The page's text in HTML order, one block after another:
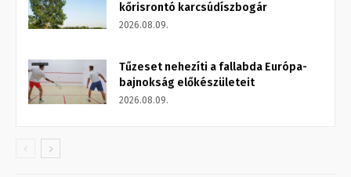
kőrisrontó karcsúdíszbogár
2026.08.09.
Tűzeset nehezíti a fallabda Európa-
bajnokság előkészületeit
2026.08.09.